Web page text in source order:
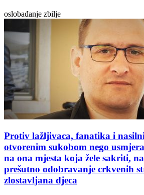
oslobađanje zbilje
Protiv lažljivaca, fanatika i
otvorenim sukobom nego
na ona mjesta koja žele sakriti,
prešutno odobravanje crkvenih
zlostavljana djeca